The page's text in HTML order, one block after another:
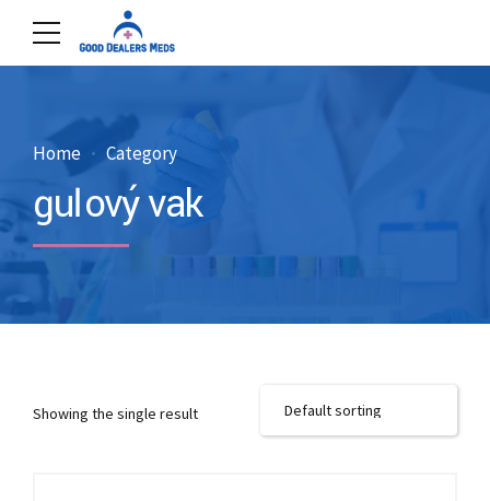
Home Category
guľový vak
Showing the single result